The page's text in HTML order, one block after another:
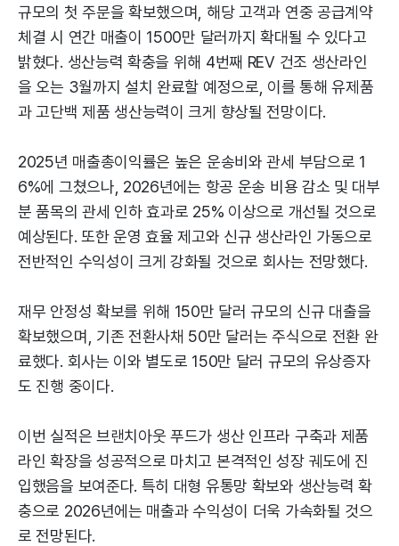
규모의 첫 주문을 확보했으며, 해당 고객과 연중 공급계약
체결 시 연간 매출이 1500만 달러까지 확대될 수 있다고
밝혔다. 생산능력 확충을 위해 4번째 REV 건조 생산라인
을 오는 3월까지 설치 완료할 예정으로, 이를 통해 유제품
과 고단백 제품 생산능력이 크게 향상될 전망이다.
2025년 매출총이익률은 높은 운송비와 관세 부담으로 1
6%에 그쳤으나, 2026년에는 항공 운송 비용 감소 및 대부
분 품목의 관세 인하 효과로 25% 이상으로 개선될 것으로
예상된다. 또한 운영 효율 제고와 신규 생산라인 가동으로
전반적인 수익성이 크게 강화될 것으로 회사는 전망했다.
재무 안정성 확보를 위해 150만 달러 규모의 신규 대출을
확보했으며, 기존 전환사채 50만 달러는 주식으로 전환 완
료했다. 회사는 이와 별도로 150만 달러 규모의 유상증자
도 진행 중이다.
이번 실적은 브랜치아웃 푸드가 생산 인프라 구축과 제품
라인 확장을 성공적으로 마치고 본격적인 성장 궤도에 진
입했음을 보여준다. 특히 대형 유통망 확보와 생산능력 확
충으로 2026년에는 매출과 수익성이 더욱 가속화될 것으
로 전망된다.